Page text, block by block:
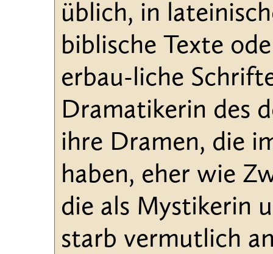
üblich, in
biblische Texte
erbau-liche
Dramatikerin des
ihre Dramen, die
haben, eher wie
die als Mystikerin
starb vermutlich